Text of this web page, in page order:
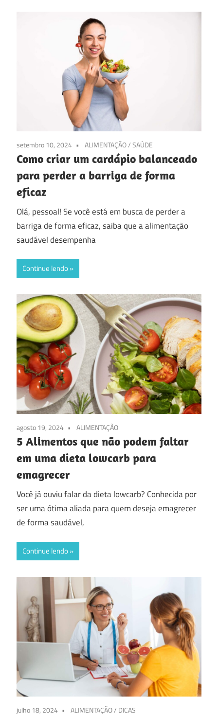
setembro 10, 2024 ALIMENTAÇÃO/SAÚDE
Como criar um cardápio balanceado
para perder a barriga de forma
eficaz
Olá, pessoal! Se você está em busca de perder a
barriga de forma eficaz, saiba que a alimentação
saudável desempenha
Continue lendo
agosto 19, 2024 ALIMENTAÇÃO
5 Alimentos que não podem faltar
em uma dieta lowcarb para
emagrecer
Você já ouviu falar da dieta lowcarb? Conhecida por
ser uma ótima aliada para quem deseja emagrecer
de forma saudável,
Continue lendo
julho 18, 2024 ALIMENTAÇÃO/ DICAS